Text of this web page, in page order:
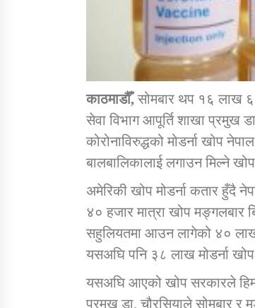
तातोपानी गाउँपालिका जुम्लाको बालविवाह सन्देश
काठमाडौँ,सोमबार थप १६ लाख
सेवा विभाग आपूर्ति शाखा प्रमुख
कोरोनाविरुद्धको मोडर्ना खोप
बालबालिकालाई लगाउन मिल्ने
अमेरिकी खोप मोडर्ना कतार हुँदै
४० हजार मात्रा खोप मङ्गलबार
सहुलियतमा आउन लागेको ४० लाख
यसअघि पनि ३८ लाख मोडर्ना
यसअघि आएको खोप सरकारले
प्रमुख डा. चौरसियाले सोमबार र